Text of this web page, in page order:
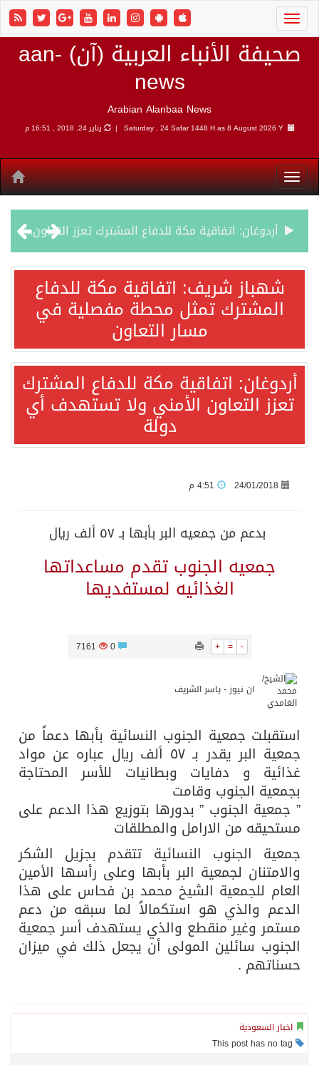
صحيفة الأنباء العربية (آن) aan-
news
Arabian Alanbaa News
Saturday , 24 Safar 1448 H as8 August 2026 Y | يناير 24, 2018 , 16:51 م
أردوغان: اتفاقية مكة للدفاع المشترك تعزز التعاون الأمني ولا تستهدف أي دولة
سمو وزير الخارجية : اتفاقية مكة تعكس الإرادة السياسية لحماية أمن المنطقة
قفزة عالمية جديدة لتخصصات «الإعلام» بالأكاديمية العربية هيئة AQAS الألمانية تمنح برامج الإعلام بالأكاديمية العربية الاعتماد غير المشروط وفق المعايير الأوروبية..
وزير الخارجية السعودي: جميع إجراءات إسرائيل الأحادية في أراضي فلسطين باطلة
شهباز شريف: اتفاقية مكة للدفاع
المشترك تمثل محطة مفصلية في
مسار التعاون
أردوغان: اتفاقية مكة للدفاع المشترك
تعزز التعاون الأمني ولا تستهدف أي
دولة
24/01/2018
بدعم من جمعيه البر بأبها بـ ٥٧ ألف ريال
جمعيه الجنوب تقدم مساعداتها
الغذائيه لمستفديها
+ = -
0
7161
ان نيوز - ياسر الشريف
استقبلت جمعية الجنوب النسائية بأبها دعماً من
جمعية البر يقدر بـ ٥٧ ألف ريال عباره عن مواد
غذائية و دفايات وبطانيات للأسر المحتاجة
بجمعية الجنوب وقامت
” جمعية الجنوب ” بدورها بتوزيع هذا الدعم على
مستحيقه من الارامل والمطلقات
جمعية الجنوب النسائية تتقدم بجزيل الشكر
والامتنان لجمعية البر بأبها وعلى رأسها الأمين
العام للجمعية الشيخ محمد بن فحاس على هذا
الدعم والذي هو استكمالاً لما سبقه من دعم
مستمر وغير منقطع والذي يستهدف أسر جمعية
الجنوب سائلين المولى أن يجعل ذلك في ميزان
حسناتهم .
اخبار السعودية